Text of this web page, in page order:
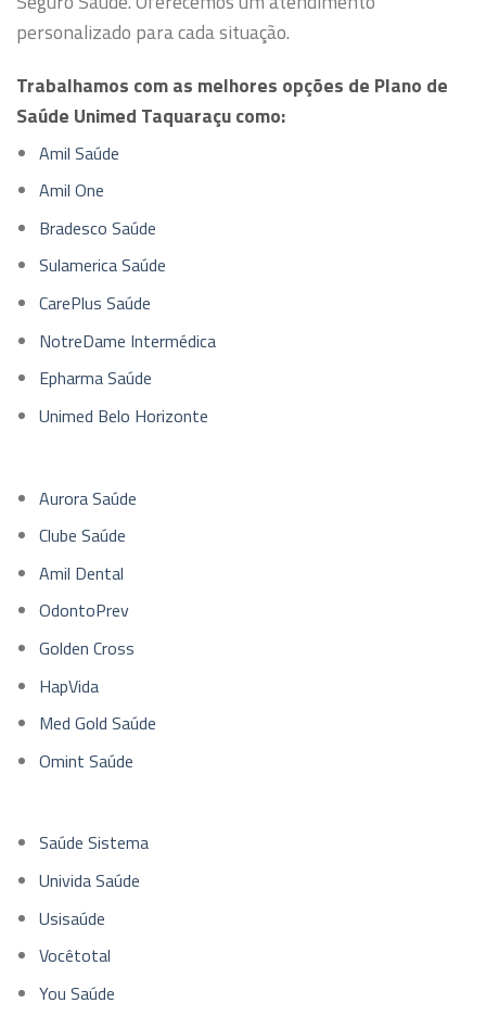
personalizado para cada situação.
Trabalhamos com as melhores opções de Plano de
Saúde Unimed Taquaraçu como:
Amil Saúde
Amil One
Bradesco Saúde
Sulamerica Saúde
CarePlus Saúde
NotreDame Intermédica
Epharma Saúde
Unimed Belo Horizonte
Aurora Saúde
Clube Saúde
Amil Dental
OdontoPrev
Golden Cross
HapVida
Med Gold Saúde
Omint Saúde
Saúde Sistema
Univida Saúde
Usisaúde
Vocêtotal
You Saúde